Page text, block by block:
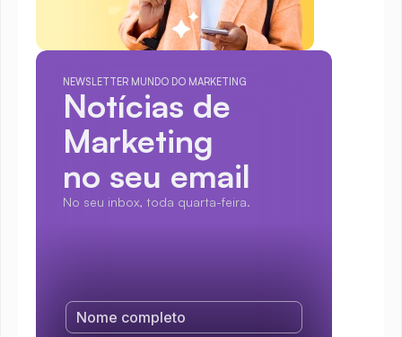
NEWSLETTER MUNDO DO MARKETING
Notícias de
Marketing
no seu email
No seu inbox, toda quarta-feira.